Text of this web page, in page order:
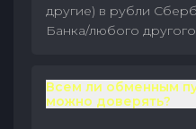
другие) в рубли
Банка/любого
Всем ли обменным
можно доверять?